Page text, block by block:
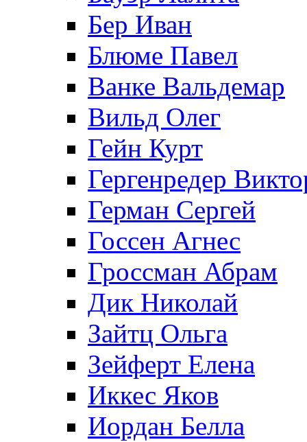
Бер Иван
Блюме Павел
Ванке Вальдемар
Вильд Олег
Гейн Курт
Гергенредер
Герман Сергей
Госсен Агнес
Гроссман Абрам
Дик Николай
Зайтц Ольга
Зейферт Елена
Иккес Яков
Иордан Белла